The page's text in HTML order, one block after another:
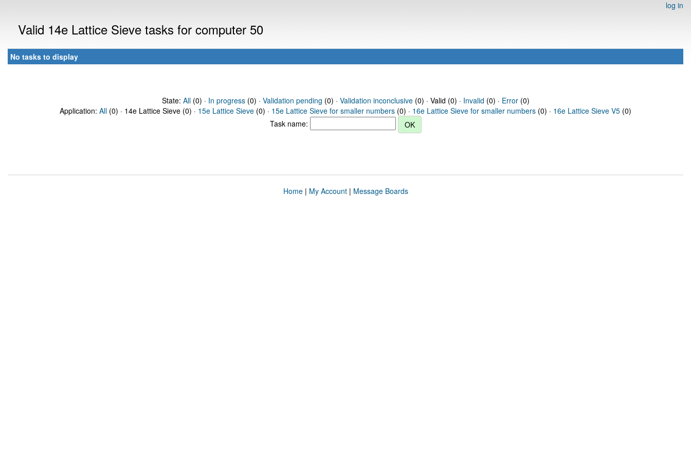
log in
Valid 14e Lattice Sieve tasks for computer 50
No tasks to display
State: All(0) · In progress(0) · Validation pending (0) · Validation inconclusive(0) · Valid (0) · Invalid (0) · Error(0)
Application: All (0) · 14e Lattice Sieve (0) · 15e Lattice Sieve (0) · 15e Lattice Sieve for smaller numbers (0) · 16e Lattice Sieve for smaller numbers (0) · 16e Lattice Sieve V5 (0)
Task name:
Home| My Account| Message Boards